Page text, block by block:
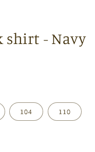
shirt - Navy
104 110